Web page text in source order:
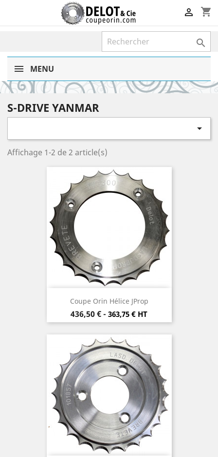
shopping_cart


MENU
S-DRIVE YANMAR

Affichage 1-2 de 2 article(s)
Coupe Orin Hélice JProp
Prix
436,50 €- 363,75 € HT